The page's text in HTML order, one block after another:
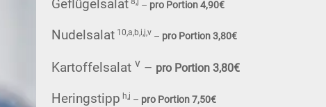
Geflügelsalat – pro Portion 4,90€
Nudelsalat 10,a,b,i,j,v – pro Portion 3,80€
Kartoffelsalat v – pro Portion 3,80€
Heringstipp h,j – pro Portion 7,50€